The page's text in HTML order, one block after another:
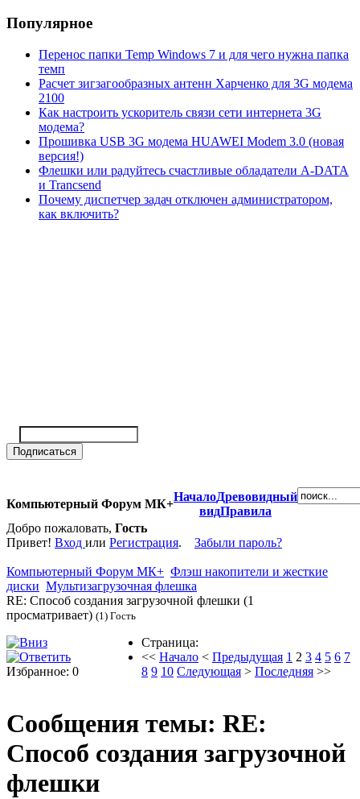
Популярное
Перенос папки Temp Windows 7 и для чего нужна папка
темп
Расчет зигзагообразных антенн Харченко для 3G модема
2100
Как настроить ускоритель связи сети интернета 3G
модема?
Прошивка USB 3G модема HUAWEI Modem 3.0 (новая
версия!)
Флешки или радуйтесь счастливые обладатели A-DATA
и Trancsend
Почему диспетчер задач отключен администратором,
как включить?
Компьютерный Форум МК+
НачалоДревовидный
видПравила
Добро пожаловать, Гость
Привет! Вход или Регистрация. Забыли пароль?
Компьютерный Форум МК+ Флэш накопители и жесткие
диски Мультизагрузочная флешка
RE: Способ создания загрузочной флешки (1
просматривает) (1) Гость
Избранное: 0
Страница:
<< Начало < Предыдущая 1 2 3 4 5 6 7
8 9 10 Следующая > Последняя >>
Сообщения темы: RE:
Способ создания загрузочной
флешки